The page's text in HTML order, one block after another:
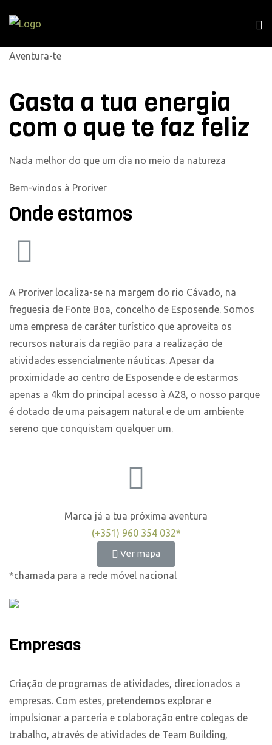
Aventura-te
Gasta a tua energia
com o que te faz feliz
Nada melhor do que um dia no meio da natureza
Bem-vindos à Proriver
Onde estamos
A Proriver localiza-se na margem do rio Cávado, na
freguesia de Fonte Boa, concelho de Esposende. Somos
uma empresa de caráter turístico que aproveita os
recursos naturais da região para a realização de
atividades essencialmente náuticas. Apesar da
proximidade ao centro de Esposende e de estarmos
apenas a 4km do principal acesso à A28, o nosso parque
é dotado de uma paisagem natural e de um ambiente
sereno que conquistam qualquer um.
Marca já a tua próxima aventura
(+351) 960 354 032*
Ver mapa
*chamada para a rede móvel nacional
Empresas
Criação de programas de atividades, direcionados a
empresas. Com estes, pretendemos explorar e
impulsionar a parceria e colaboração entre colegas de
trabalho, através de atividades de Team Building,